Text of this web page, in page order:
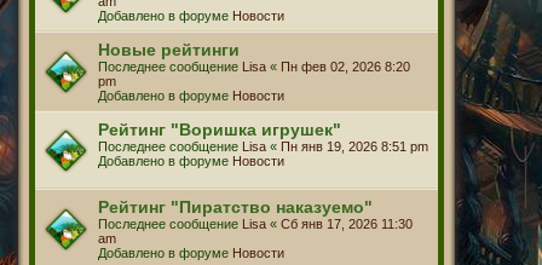
Добавлено в форуме Новости
Новые рейтинги
Последнее сообщение Lisa « Пн фев 02, 2026 8:20
pm
Добавлено в форуме Новости
Рейтинг "Воришка игрушек"
Последнее сообщение Lisa « Пн янв 19, 2026 8:51 pm
Добавлено в форуме Новости
Рейтинг "Пиратство наказуемо"
Последнее сообщение Lisa « Сб янв 17, 2026 11:30
am
Добавлено в форуме Новости